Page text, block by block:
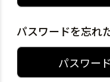
パスワードを忘れ
パスワー